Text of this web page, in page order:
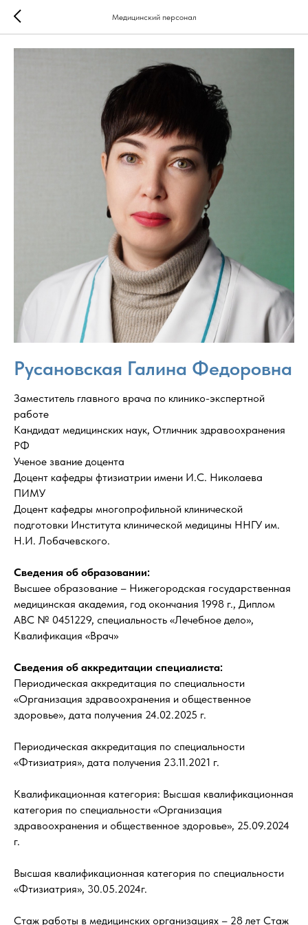
Медицинский персонал
Русановская Галина Федоровна
Заместитель главного врача по клинико-экспертной
работе
Кандидат медицинских наук, Отличник здравоохранения
РФ
Ученое звание доцента
Доцент кафедры фтизиатрии имени И.С. Николаева
ПИМУ
Доцент кафедры многопрофильной клинической
подготовки Института клинической медицины ННГУ им.
Н.И. Лобачевского.
Сведения об образовании:
Высшее образование – Нижегородская государственная
медицинская академия, год окончания 1998 г., Диплом
АВС № 0451229, специальность «Лечебное дело»,
Квалификация «Врач»
Сведения об аккредитации специалиста:
Периодическая аккредитация по специальности
«Организация здравоохранения и общественное
здоровье», дата получения 24.02.2025 г.
Периодическая аккредитация по специальности
«Фтизиатрия», дата получения 23.11.2021 г.
Квалификационная категория: Высшая квалификационная
категория по специальности «Организация
здравоохранения и общественное здоровье», 25.09.2024
г.
Высшая квалификационная категория по специальности
«Фтизиатрия», 30.05.2024г.
Стаж работы в медицинских организациях – 28 лет Стаж